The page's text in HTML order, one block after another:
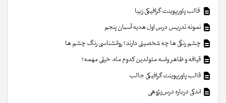
قالب پاورپوینت گرافیکی زیبا
نمونه تدریس درس اول هدیه آسمان پنجم
چشم رنگی ها چه شخصیتی دارند؟ روانشناسی رنگ چشم ها
قیافه و ظاهر واسه متولدین کدوم ماه، خیلی مهمه؟
قالب پاورپوینت گرافیکی جالب
اندکی درباره درس‌پژوهی